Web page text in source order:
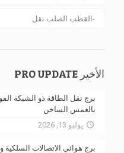
القطب الصلب نقل
الأخير PRO UPDATE
برج نقل الطاقة ذو الشبكة
بالغمس الساخن
يوليو 13, 2026
برج هوائي الاتصالات السلكية